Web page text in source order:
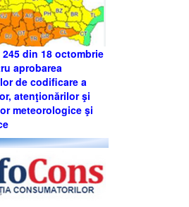
245 din 18 octombrie
aprobarea
de codificare a
atenţionărilor şi
meteorologice şi